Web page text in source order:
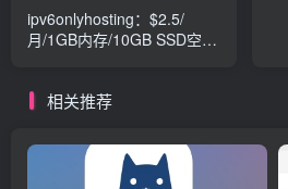
ipv6onlyhosting：$2.5/
月/1GB内存/10GB SSD空
相关推荐